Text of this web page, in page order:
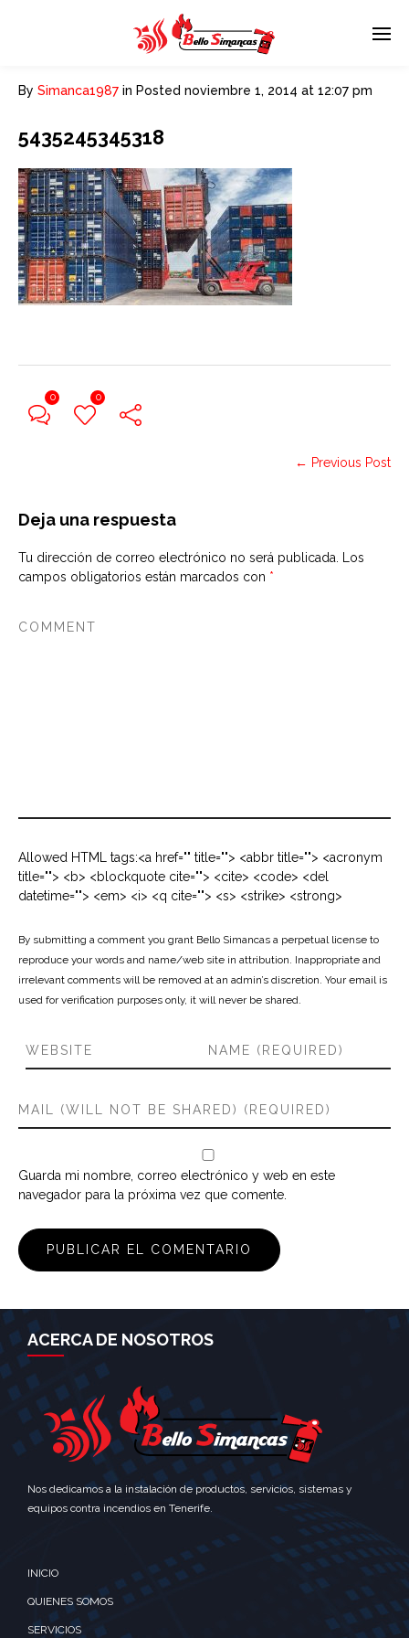
By Simanca1987 in Posted noviembre 1, 2014 at 12:07 pm
5435245345318
0 0
← Previous Post
Deja una respuesta
Tu dirección de correo electrónico no será publicada.
Los
campos obligatorios están marcados con *
Allowed HTML tags:<a href="" title=""> <abbr title=""> <acronym
title=""> <b> <blockquote cite=""> <cite> <code> <del
datetime=""> <em> <i> <q cite=""> <s> <strike> <strong>
By submitting a comment you grant Bello Simancas a perpetual license to
reproduce your words and name/web site in attribution. Inappropriate and
irrelevant comments will be removed at an admin’s discretion. Your email is
used for verification purposes only, it will never be shared.
Guarda mi nombre, correo electrónico y web en este
navegador para la próxima vez que comente.
ACERCA DE NOSOTROS
Nos dedicamos a la instalación de productos, servicios, sistemas y
equipos contra incendios en Tenerife.
INICIO
QUIENES SOMOS
SERVICIOS